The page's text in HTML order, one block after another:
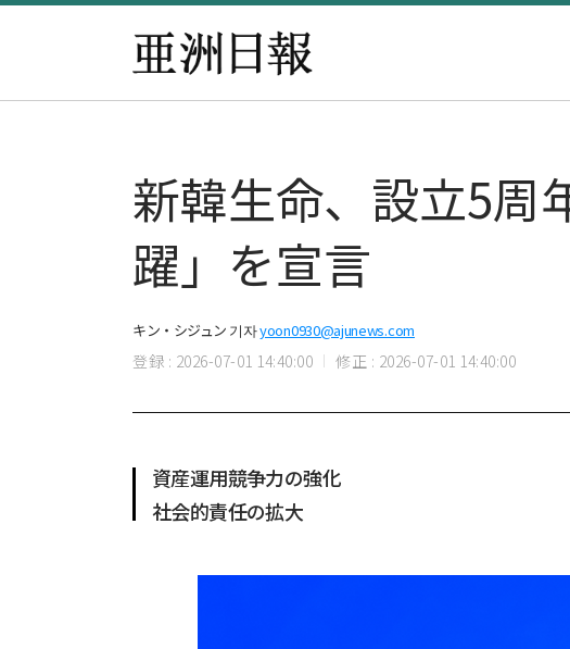
新韓生命、設立5
躍」を宣言
キン・シジュン 기자yoon0930@ajunews.com
登録 : 2026-07-01 14:40:00 修正 : 2026-07-01 14:40:00
資産運用競争力の強化
社会的責任の拡大